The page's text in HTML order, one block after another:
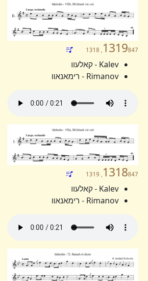
1319847, 1318
Kalev - קאלעוו
Rimanov - רימאנאוו
1318847, 1319
Kalev - קאלעוו
Rimanov - רימאנאוו